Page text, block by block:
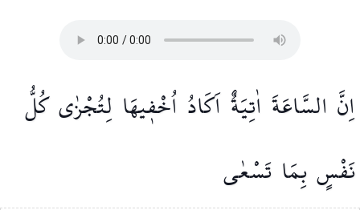
اِنَّ السَّاعَةَ اٰتِيَةٌاَكَادُ اُخْف۪يهَا لِتُجْزٰىكُلُّ
نَفْسٍبِمَا تَسْعٰى